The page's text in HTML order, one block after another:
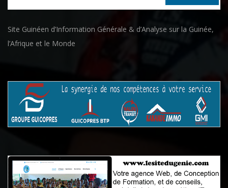
Site Guinéen d’Information Générale & d’Analyse sur la Guinée,
l’Afrique et le Monde